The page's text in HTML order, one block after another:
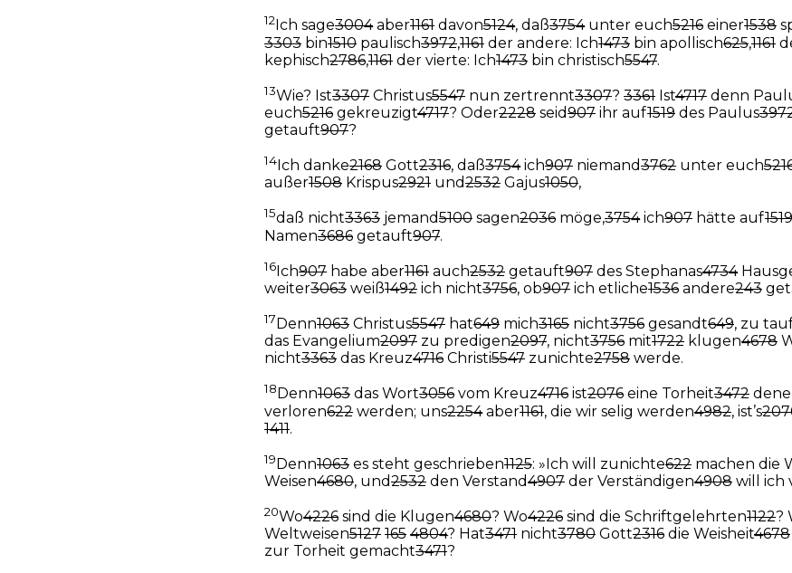
12 Ich sage3004aber1161 davon5124, daß3754unter euch5216 einer1538
3303 bin1510 paulisch3972,1161 der andere: Ich1473 bin apollisch625,1161
kephisch2786,1161 der vierte: Ich1473 bin christisch5547.
13Wie? Ist3307 Christus5547 nun zertrennt3307? 3361 Ist4717 denn
euch5216 gekreuzigt4717? Oder2228 seid907 ihr auf1519 des Paulus
getauft907?
14 Ich danke2168 Gott2316, daß3754ich907 niemand3762 unter euch
außer1508 Krispus2921 und2532 Gajus1050,
15daß nicht3363 jemand5100 sagen2036 möge,3754ich907 hätte auf1519
Namen3686 getauft907.
16Ich907 habe aber1161 auch2532 getauft907 des Stephanas4734
weiter3063 weiß1492 ich nicht3756, ob907 ich etliche1536 andere243
17 Denn1063 Christus5547 hat649 mich3165 nicht3756 gesandt649, zu
das Evangelium2097 zu predigen2097, nicht3756 mit1722 klugen4678
nicht3363 das Kreuz4716 Christi5547 zunichte2758 werde.
18 Denn1063 das Wort3056 vom Kreuz4716 ist2076 eine Torheit3472
verloren622 werden; uns2254aber1161, die wir selig werden4982, ist’s
1411.
19Denn1063 es steht geschrieben1125: »Ich will zunichte622 machen die
Weisen4680, und2532 den Verstand4907 der Verständigen4908 will ich
20Wo4226 sind die Klugen4680? Wo4226 sind die Schriftgelehrten1122?
Weltweisen5127 165 4804? Hat3471 nicht3780 Gott2316 die Weisheit4678
zur Torheit gemacht3471?